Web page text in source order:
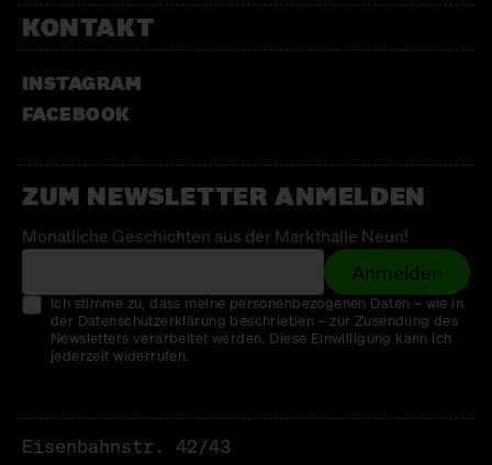
KONTAKT
INSTAGRAM
FACEBOOK
ZUM NEWSLETTER ANMELDEN
Monatliche Geschichten aus der Markthalle Neun!
Anmelden
Ich stimme zu, dass meine personenbezogenen Daten – wie in
der Datenschutzerklärung beschrieben – zur Zusendung des
Newsletters verarbeitet werden. Diese Einwilligung kann ich
jederzeit widerrufen.
Eisenbahnstr. 42/43